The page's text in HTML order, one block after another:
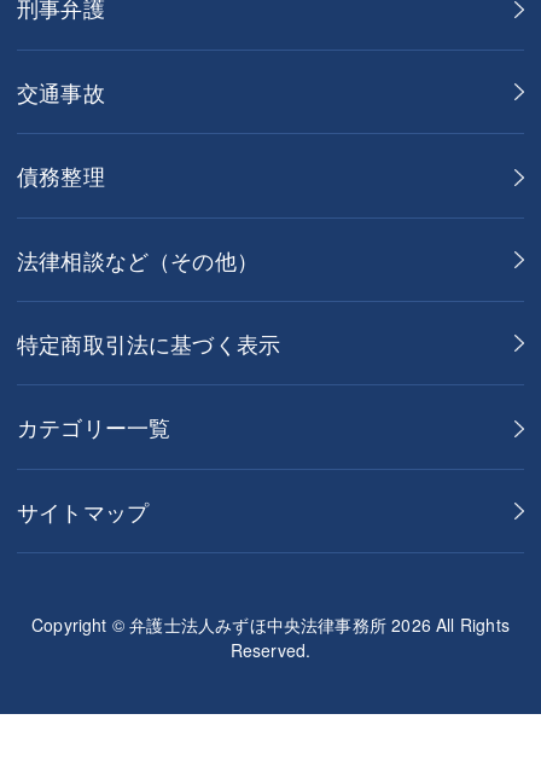
刑事弁護
交通事故
債務整理
法律相談など（その他）
特定商取引法に基づく表示
カテゴリー一覧
サイトマップ
Copyright © 弁護士法人みずほ中央法律事務所 2026 All Rights
Reserved.